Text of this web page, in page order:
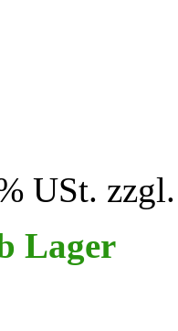
USt. zzgl.
Lager